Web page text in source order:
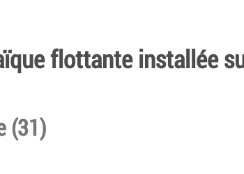
flottante installée
(31)